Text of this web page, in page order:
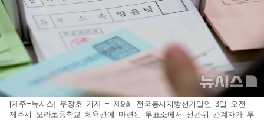
[제주=뉴시스] 우장호 기자 = 제9회 전국동시지방선거일인 3일 오전
제주시 오라초등학교 체육관에 마련된 투표소에서 선관위 관계자가 투